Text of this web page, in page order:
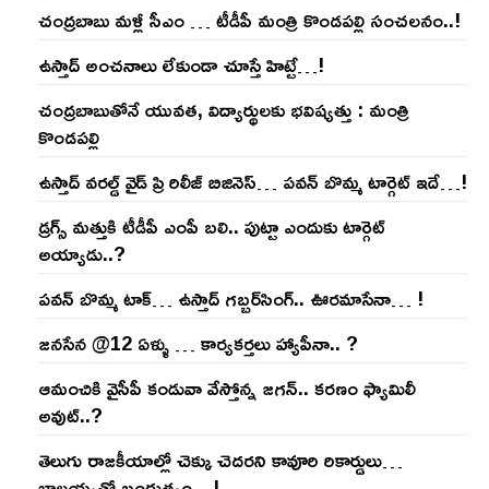
చంద్ర‌బాబు మ‌ళ్లీ సీఎం … టీడీపీ మంత్రి కొండ‌ప‌ల్లి సంచ‌ల‌నం..!
ఉస్తాద్ అంచ‌నాలు లేకుండా చూస్తే హిట్టే…!
చంద్ర‌బాబుతోనే యువ‌త‌, విద్యార్థుల‌కు భ‌విష్య‌త్తు : మంత్రి
కొండ‌ప‌ల్లి
ఉస్తాద్ వ‌ర‌ల్డ్ వైడ్ ప్రి రిలీజ్ బిజినెస్‌… ప‌వ‌న్ బొమ్మ టార్గెట్ ఇదే…!
డ్రగ్స్ మత్తుకి టీడీపీ ఎంపీ బలి.. పుట్టా ఎందుకు టార్గెట్
అయ్యాడు..?
ప‌వ‌న్ బొమ్మ టాక్‌… ఉస్తాద్ గ‌బ్బ‌ర్‌సింగ్‌.. ఊర‌మాసేనా… !
జనసేన @12 ఏళ్ళు … కార్యకర్తలు హ్యాపీనా.. ?
ఆమంచికి వైసీపీ కండువా వేస్తోన్న జ‌గ‌న్‌.. క‌ర‌ణం ఫ్యామిలీ
అవుట్‌..?
తెలుగు రాజ‌కీయాల్లో చెక్కు చెద‌ర‌ని కావూరి రికార్డులు…